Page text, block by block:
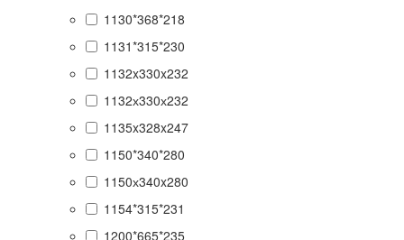
1130*368*218
1131*315*230
1132x330x232
1132х330х232
1135x328x247
1150*340*280
1150х340x280
1154*315*231
1200*665*235